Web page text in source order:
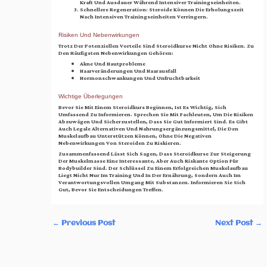
Kraft Und Ausdauer Während Intensiver Trainingseinheiten.
Schnellere Regeneration: Steroide Können Die Erholungszeit
Nach Intensiven Trainingseinheiten Verringern.
Risiken Und Nebenwirkungen
Trotz Der Potenziellen Vorteile Sind Steroidkurse Nicht Ohne Risiken. Zu
Den Häufigsten Nebenwirkungen Gehören:
Akne Und Hautprobleme
Haarveränderungen Und Haarausfall
Hormonschwankungen Und Unfruchtbarkeit
Wichtige Überlegungen
Bevor Sie Mit Einem Steroidkurs Beginnen, Ist Es Wichtig, Sich
Umfassend Zu Informieren. Sprechen Sie Mit Fachleuten, Um Die Risiken
Abzuwägen Und Sicherzustellen, Dass Sie Gut Informiert Sind. Es Gibt
Auch Legale Alternativen Und Nahrungsergänzungsmittel, Die Den
Muskelaufbau Unterstützen Können, Ohne Die Negativen
Nebenwirkungen Von Steroiden Zu Riskieren.
Zusammenfassend Lässt Sich Sagen, Dass Steroidkurse Zur Steigerung
Der Muskelmasse Eine Interessante, Aber Auch Riskante Option Für
Bodybuilder Sind. Der Schlüssel Zu Einem Erfolgreichen Muskelaufbau
Liegt Nicht Nur Im Training Und In Der Ernährung, Sondern Auch Im
Verantwortungsvollen Umgang Mit Substanzen. Informieren Sie Sich
Gut, Bevor Sie Entscheidungen Treffen.
← Previous Post Next Post →